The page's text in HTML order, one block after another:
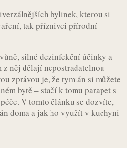
bylinek, kterou si
tak příznivci přírodní
silné dezinfekční účinky a
něj dělají nepostradatelnou
zprávou je, že tymián si můžete
bytě – stačí k tomu parapet s
V tomto článku se dozvíte,
doma a jak ho využít v kuchyni